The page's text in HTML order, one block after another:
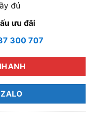
đủ
ưu đãi
300 707